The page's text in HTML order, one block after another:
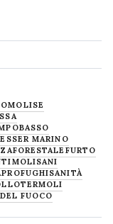
MARINO
FORESTALE FURTO
MOLISANI
PROFUGHISANITÀ
TERMOLI
FUOCO